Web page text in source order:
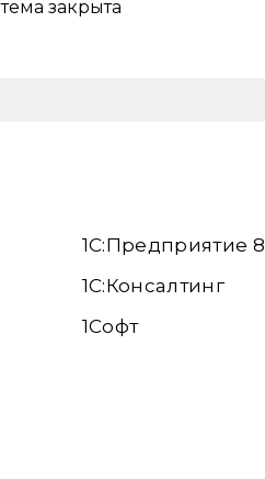
тема закрыта
1С:Предприятие 8
1С:Консалтинг
1Софт